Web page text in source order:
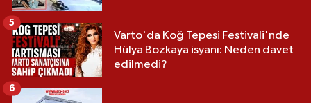
Varto'da Koğ Tepesi Festivali'nde
Hülya Bozkaya isyanı: Neden davet
edilmedi?
5
6